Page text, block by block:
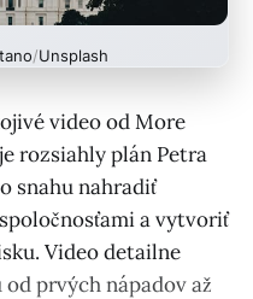
/Unsplash
video od More
rozsiahly plán Petra
snahu nahradiť
a vytvoriť
Video detailne
prvých nápadov až